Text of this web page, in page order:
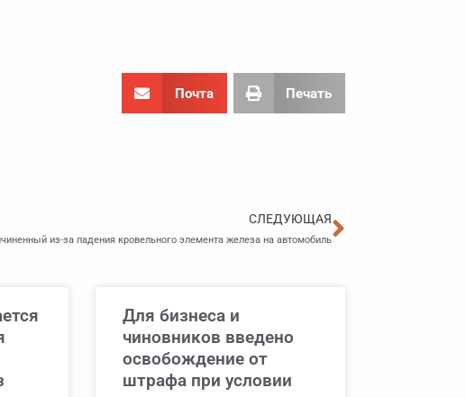
Почта Печать
СЛЕДУЮЩАЯ
из-за падения кровельного элемента железа на автомобиль
Для бизнеса и
чиновников введено
освобождение от
штрафа при условии